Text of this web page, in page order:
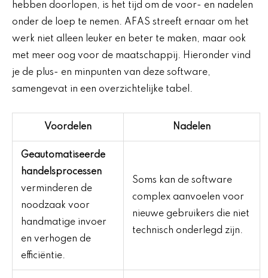
hebben doorlopen, is het tijd om de voor- en nadelen
onder de loep te nemen. AFAS streeft ernaar om het
werk niet alleen leuker en beter te maken, maar ook
met meer oog voor de maatschappij. Hieronder vind
je de plus- en minpunten van deze software,
samengevat in een overzichtelijke tabel.
Voordelen Nadelen
Geautomatiseerde
handelsprocessen
verminderen de
noodzaak voor
handmatige invoer
en verhogen de
efficiëntie.
Soms kan de software
complex aanvoelen voor
nieuwe gebruikers die niet
technisch onderlegd zijn.